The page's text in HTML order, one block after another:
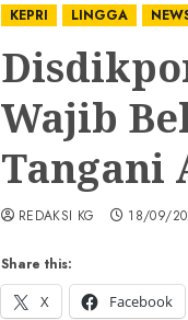
KEPRI LINGGA
Wajib
Tangani
Share this:
X
Facebook
REDAKSI KG 18/09/